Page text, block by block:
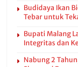
Budidaya Ikan
Tebar untuk
Bupati Malang
Integritas dan
Nabung 2